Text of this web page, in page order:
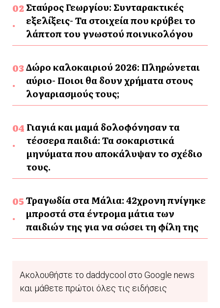
Σταύρος Γεωργίου: Συνταρακτικές
εξελίξεις- Τα στοιχεία που κρύβει το
λάπτοπ του γνωστού ποινικολόγου
Δώρο καλοκαιριού 2026: Πληρώνεται
αύριο- Ποιοι θα δουν χρήματα στους
λογαριασμούς τους;
Γιαγιά και μαμά δολοφόνησαν τα
τέσσερα παιδιά: Τα σοκαριστικά
μηνύματα που αποκάλυψαν το σχέδιο
τους.
Τραγωδία στα Μάλια: 42χρονη πνίγηκε
μπροστά στα έντρομα μάτια των
παιδιών της για να σώσει τη φίλη της
Ακολουθήστε το daddycool στο Google news
και μάθετε πρώτοι όλες τις ειδήσεις